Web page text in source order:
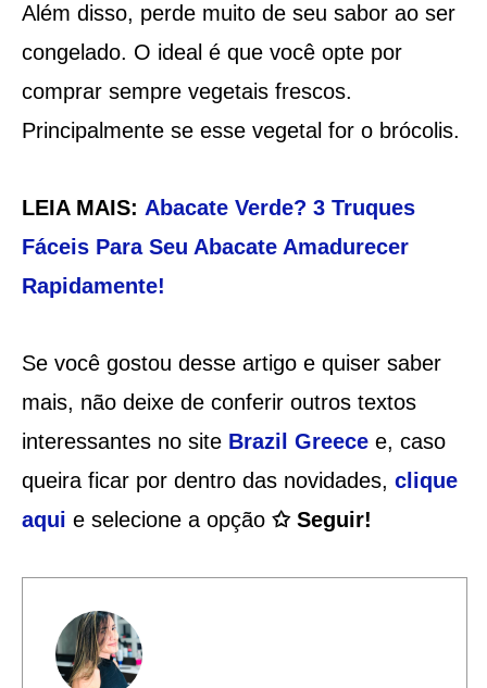
Além disso, perde muito de seu sabor ao ser
congelado. O ideal é que você opte por
comprar sempre vegetais frescos.
Principalmente se esse vegetal for o brócolis.
LEIA MAIS: Abacate Verde? 3 Truques
Fáceis Para Seu Abacate Amadurecer
Rapidamente!
Se você gostou desse artigo e quiser saber
mais, não deixe de conferir outros textos
interessantes no site Brazil Greecee, caso
queira ficar por dentro das novidades, clique
aqui e selecione a opção ✩ Seguir!